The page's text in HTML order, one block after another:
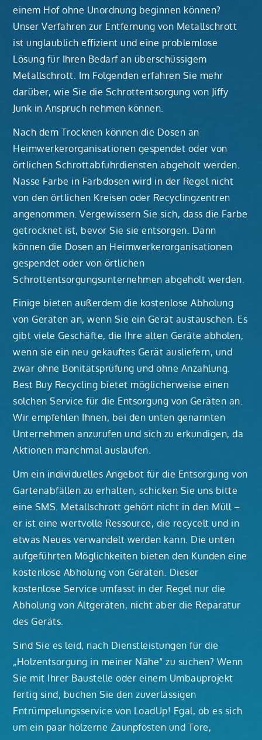
einem Hof ohne Unordnung beginnen können?
Unser Verfahren zur Entfernung von Metallschrott
ist unglaublich effizient und eine problemlose
Lösung für Ihren Bedarf an überschüssigem
Metallschrott. Im Folgenden erfahren Sie mehr
darüber, wie Sie die Schrottentsorgung von Jiffy
Junk in Anspruch nehmen können.
Nach dem Trocknen können die Dosen an
Heimwerkerorganisationen gespendet oder von
örtlichen Schrottabfuhrdiensten abgeholt werden.
Nasse Farbe in Farbdosen wird in der Regel nicht
von den örtlichen Kreisen oder Recyclingzentren
angenommen. Vergewissern Sie sich, dass die Farbe
getrocknet ist, bevor Sie sie entsorgen. Dann
können die Dosen an Heimwerkerorganisationen
gespendet oder von örtlichen
Schrottentsorgungsunternehmen abgeholt werden.
Einige bieten außerdem die kostenlose Abholung
von Geräten an, wenn Sie ein Gerät austauschen. Es
gibt viele Geschäfte, die Ihre alten Geräte abholen,
wenn sie ein neu gekauftes Gerät ausliefern, und
zwar ohne Bonitätsprüfung und ohne Anzahlung.
Best Buy Recycling bietet möglicherweise einen
solchen Service für die Entsorgung von Geräten an.
Wir empfehlen Ihnen, bei den unten genannten
Unternehmen anzurufen und sich zu erkundigen, da
Aktionen manchmal auslaufen.
Um ein individuelles Angebot für die Entsorgung von
Gartenabfällen zu erhalten, schicken Sie uns bitte
eine SMS. Metallschrott gehört nicht in den Müll –
er ist eine wertvolle Ressource, die recycelt und in
etwas Neues verwandelt werden kann. Die unten
aufgeführten Möglichkeiten bieten den Kunden eine
kostenlose Abholung von Geräten. Dieser
kostenlose Service umfasst in der Regel nur die
Abholung von Altgeräten, nicht aber die Reparatur
des Geräts.
Sind Sie es leid, nach Dienstleistungen für die
„Holzentsorgung in meiner Nähe“ zu suchen? Wenn
Sie mit Ihrer Baustelle oder einem Umbauprojekt
fertig sind, buchen Sie den zuverlässigen
Entrümpelungsservice von LoadUp! Egal, ob es sich
um ein paar hölzerne Zaunpfosten und Tore,